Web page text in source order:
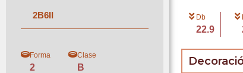
2B6II
Forma
2
Clase
B
Db
22.9